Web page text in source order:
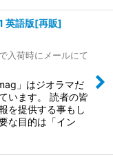
英語版[再販]
入荷時にメールにて
」はジオラマだ
います。 読者の皆
を提供する事もし
な目的は「イン